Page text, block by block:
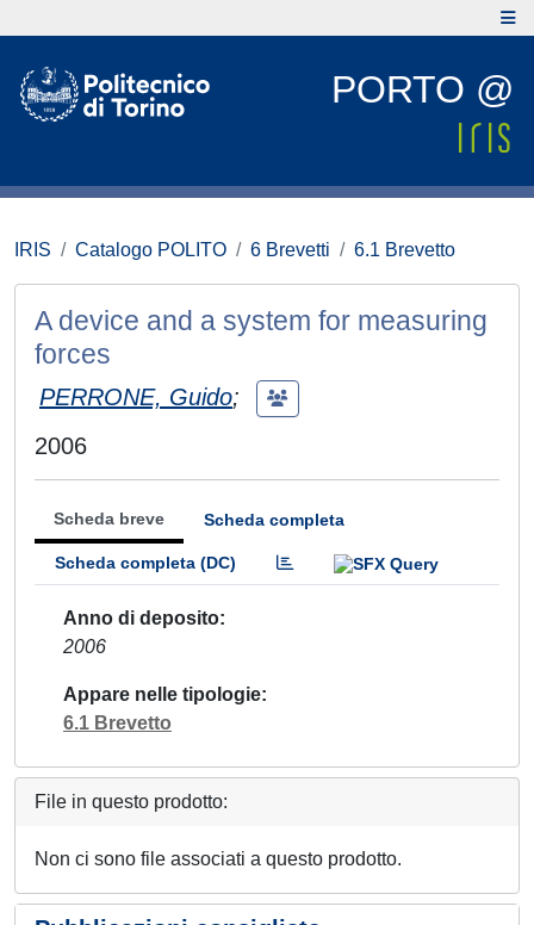
PORTO @
IRIS Catalogo POLITO 6 Brevetti 6.1 Brevetto
A device and a system for measuring
forces
PERRONE, Guido;
2006
Scheda breve Scheda completa
Scheda completa (DC)
Anno di deposito
2006
Appare nelle tipologie
6.1 Brevetto
File in questo prodotto:
Non ci sono file associati a questo prodotto.